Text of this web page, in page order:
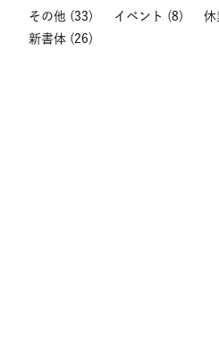
その他 (33) イベント (8)
休
新書体 (26)